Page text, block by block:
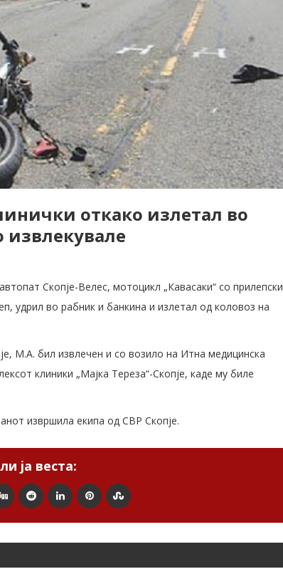
откако излетал во
извлекувале
Скопје-Велес, мотоцикл „Кавасаки“ со прилепски
удрил во рабник и банкина и излетал од коловоз на
М.А. бил извлечен и со возило на Итна медицинска
клиники „Мајка Тереза“-Скопје, каде му биле
извршила екипа од СВР Скопје.
ја веста: